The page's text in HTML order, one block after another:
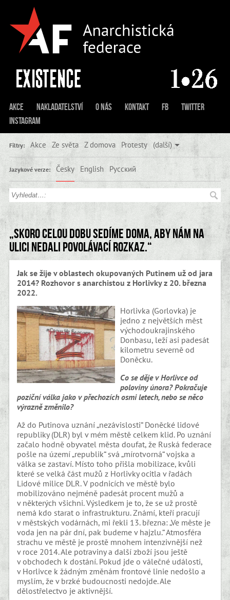
Akce Nakladatelství O nás Kontakt FB
Twitter
Instagram
Filtry: Akce Ze světa Z domova Protesty (další)
Jazykové verze: Česky English Русский
„Skoro celou dobu sedíme doma, aby nám na
ulici nedali povolávací rozkaz.“
Jak se žije v oblastech okupovaných Putinem už od jara
2014? Rozhovor s anarchistou z Horlivky z 20. března
2022.
Horlivka (Gorlovka) je
jedno z největších měst
východoukrajinského
Donbasu, leží asi padesát
kilometru severně od
Doněcku.
Co se děje v Horlivce od
poloviny února? Pokračuje
poziční válka jako v přechozích osmi letech, nebo se něco
výrazně změnilo?
Až do Putinova uznání „nezávislosti“ Doněcké lidové
republiky (DLR) byl v mém městě celkem klid. Po uznání
začalo hodně obyvatel města doufat, že Ruská federace
pošle na území „republik“ svá „mírotvorná“ vojska a
válka se zastaví. Místo toho přišla mobilizace, kvůli
které se velká část mužů z Horlivky ocitla v řadách
Lidové milice DLR. V podnicích ve městě bylo
mobilizováno nejméně padesát procent mužů a
v některých všichni. Výsledkem je to, že se už prostě
nemá kdo starat o infrastrukturu. Známí, kteří pracují
v městských vodárnách, mi řekli 13. března: „Ve měste je
voda jen na pár dní, pak budeme v hajzlu.“ Atmosféra
strachu ve městě je prostě mnohem intenzivnější než
v roce 2014. Ale potraviny a další zboží jsou ještě
v obchodech k dostání. Pokud jde o válečné události,
v Horlivce k žádným změnám frontové linie nedošlo a
myslím, že v brzké budoucnosti nedojde. Ale
dělostřelectvo je aktivnější.